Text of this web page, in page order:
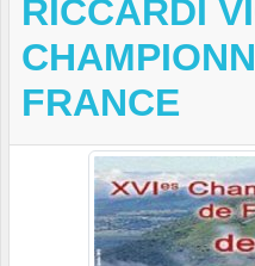
RICCARDI
FRANCE